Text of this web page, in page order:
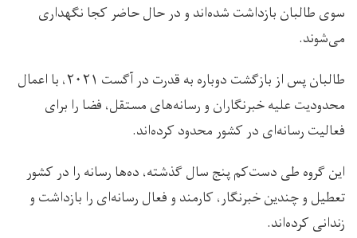
سوی طالبان بازداشت شده‌اند و در حال حاضر کجا نگهداری
می‌شوند.
طالبان پس از بازگشت دوباره به قدرت در آگست ۲۰۲۱، با اعمال
محدودیت علیه خبرنگاران و رسانه‌های مستقل، فضا را برای
فعالیت رسانه‌ای در کشور محدود کرده‌اند.
این گروه طی دست‌کم پنج سال گذشته، ده‌ها رسانه‌ را در کشور
تعطیل و چندین خبرنگار، کارمند و فعال رسانه‌ای را بازداشت و
زندانی کرده‌اند.